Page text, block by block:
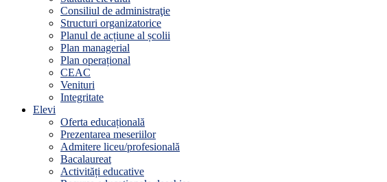
Consiliul de administraţie
Structuri organizatorice
Planul de acțiune al școlii
Plan managerial
Plan operațional
CEAC
Venituri
Integritate
Elevi
Oferta educațională
Prezentarea meseriilor
Admitere liceu/profesională
Bacalaureat
Activități educative